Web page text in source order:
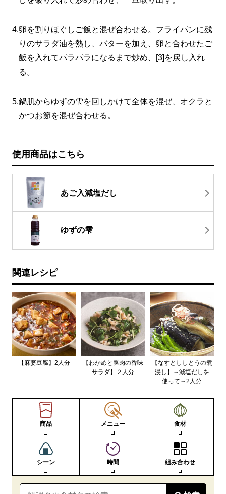
4.卵を割りほぐしご飯と混ぜ合わせる。フライパンに残
りのサラダ油を熱し、バターを加え、卵と合わせたご
飯を入れてパラパラになるまで炒め、[3]を戻し入れ
る。
5.鍋肌からゆずの雫を回しかけて全体を混ぜ、オクラと
かつお節を混ぜ合わせる。
使用商品はこちら
あご入減塩だし
ゆずの雫
関連レシピ
【麻婆豆腐】2人分
【わかめと豚肉の香味
サラダ】２人分
【なすとししとうの煮
浸し】～減塩だしを
使って～2人分
商品 メニュー 食材
シーン 時間 組み合わせ